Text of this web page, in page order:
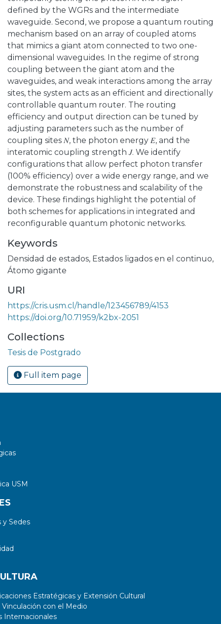
defined by the WGRs and the intermediate
waveguide. Second, we propose a quantum routing
mechanism based on an array of coupled atoms
that mimics a giant atom connected to two one-
dimensional waveguides. In the regime of strong
coupling between the giant atom and the
waveguides, and weak interactions among the array
sites, the system acts as an efficient and directionally
controllable quantum router. The routing
efficiency and output direction can be tuned by
adjusting parameters such as the number of
coupling sites 𝑁, the photon energy 𝐸, and the
interatomic coupling strength 𝐽. We identify
configurations that allow perfect photon transfer
(100% efficiency) over a wide energy range, and we
demonstrate the robustness and scalability of the
device. These findings highlight the potential of
both schemes for applications in integrated and
reconfigurable quantum photonic networks.
Keywords
Densidad de estados, Estados ligados en el continuo,
Átomo gigante
URI
https://cris.usm.cl/handle/123456789/4153
https://doi.org/10.71959/k2bx-2051
Collections
Tesis de Postgrado
Full item page
USM
Sedes
Estratégicas y Extensión Cultural
con el Medio
Internacionales